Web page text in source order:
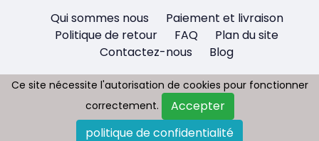
Qui sommes nous
Paiement et livraison
Politique de retour
FAQ
Plan du site
Contactez-nous
Blog
Copyright © 2026 - Tous droit réservés
Tousbatterie.com
Ce site nécessite l'autorisation de cookies pour fonctionner
correctement.
Accepter
politique de confidentialité
Ce site nécessite l'autorisation de cookies pour fonctionner
correctement.
Accepter
politique de confidentialité